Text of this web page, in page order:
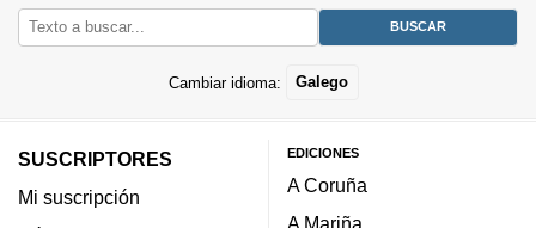
Cambiar idioma: Galego
SUSCRIPTORES
Mi suscripción
EDICIONES
A Coruña
A Mariña